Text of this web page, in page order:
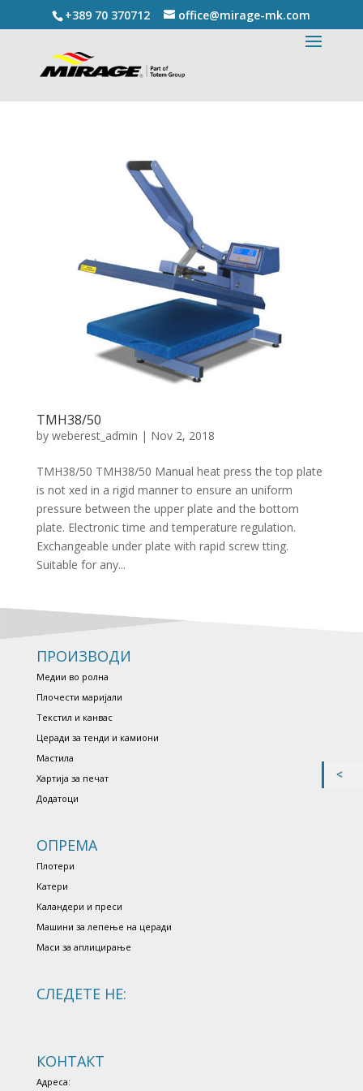
+389 70 370712 office@mirage-mk.com
TMH38/50
by weberest_admin | Nov 2, 2018
TMH38/50 TMH38/50 Manual heat press the top plate
is not xed in a rigid manner to ensure an uniform
pressure between the upper plate and the bottom
plate. Electronic time and temperature regulation.
Exchangeable under plate with rapid screw tting.
Suitable for any...
ПРОИЗВОДИ
Медии во ролна
Плочести маријали
Текстил и канвас
Церади за тенди и камиони
Мастила
Хартија за печат
Додатоци
ОПРЕМА
Плотери
Катери
Каландери и преси
Машини за лепење на церади
Маси за аплицирање
СЛЕДЕТЕ НЕ:
КОНТАКТ
Адреса: